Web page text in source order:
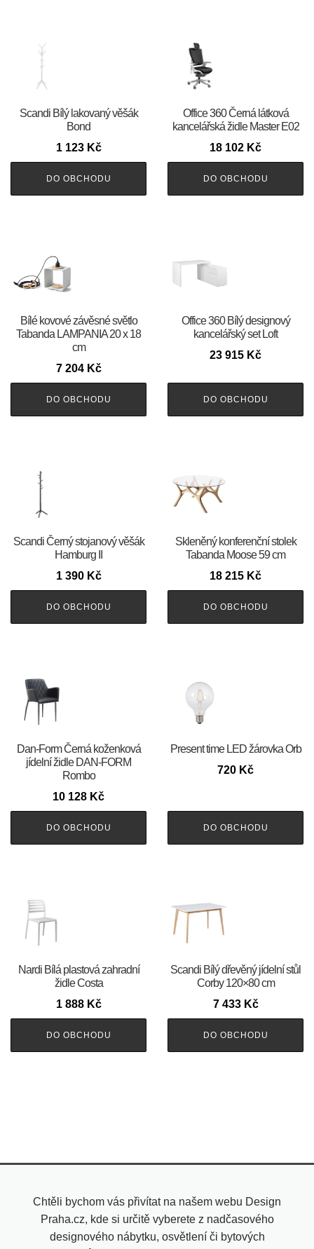
Scandi Bílý lakovaný věšák
Bond
1 123 Kč
DO OBCHODU
Office 360 Černá látková
kancelářská židle Master E02
18 102 Kč
DO OBCHODU
Bílé kovové závěsné světlo
Tabanda LAMPANIA 20 x 18
cm
7 204 Kč
DO OBCHODU
Office 360 Bílý designový
kancelářský set Loft
23 915 Kč
DO OBCHODU
Scandi Černý stojanový věšák
Hamburg II
1 390 Kč
DO OBCHODU
Skleněný konferenční stolek
Tabanda Moose 59 cm
18 215 Kč
DO OBCHODU
​​​​​Dan-Form Černá koženková
jídelní židle DAN-FORM
Rombo
10 128 Kč
DO OBCHODU
Present time LED žárovka Orb
720 Kč
DO OBCHODU
Nardi Bílá plastová zahradní
židle Costa
1 888 Kč
DO OBCHODU
Scandi Bílý dřevěný jídelní stůl
Corby 120×80 cm
7 433 Kč
DO OBCHODU
Chtěli bychom vás přivítat na našem webu Design
Praha.cz, kde si určitě vyberete z nadčasového
designového nábytku, osvětlení či bytových